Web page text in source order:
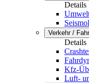
Details
Verkehr /
Details
Kfz-
Luft-